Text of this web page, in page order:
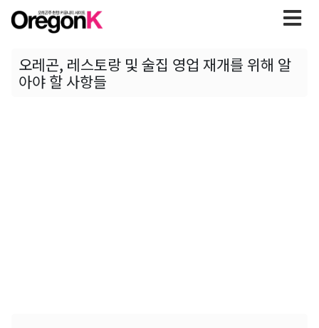
오레곤, 레스토랑 및 술집 영업 재개를 위해 알
아야 할 사항들